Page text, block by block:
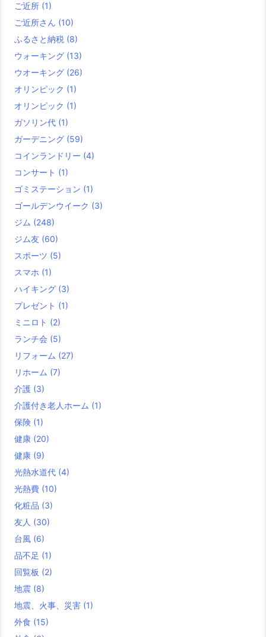
ご近所 (1)
ご近所さん (10)
ふるさと納税 (8)
ウォーキング (13)
ウオーキング (26)
オリンピック (1)
オリンピック (1)
ガソリン代 (1)
ガーデニング (59)
コインランドリー (4)
コンサート (1)
ゴミステーション (1)
ゴールデンウイーク (3)
ジム (248)
ジム友 (60)
スポーツ (5)
スマホ (1)
ハイキング (3)
プレゼント (1)
ミニロト (2)
ランチ会 (5)
リフォーム (27)
リホーム (7)
介護 (3)
介護付き老人ホーム (1)
保険 (1)
健康 (20)
健康 (9)
光熱水道代 (4)
光熱費 (10)
化粧品 (3)
友人 (30)
台風 (6)
品不足 (1)
回覧板 (2)
地震 (8)
地震、火事、災害 (1)
外食 (15)